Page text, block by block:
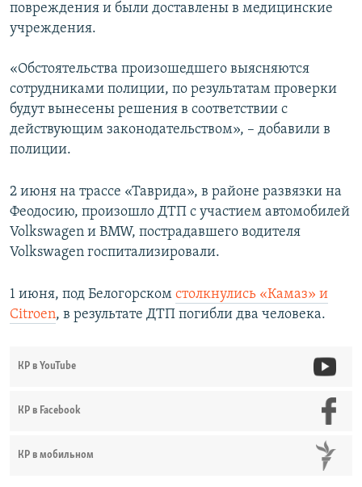
повреждения и были доставлены в медицинские
учреждения.
«Обстоятельства произошедшего выясняются
сотрудниками полиции, по результатам проверки
будут вынесены решения в соответствии с
действующим законодательством», – добавили в
полиции.
2 июня на трассе «Таврида», в районе развязки на
Феодосию, произошло ДТП с участием автомобилей
Volkswagen и BMW, пострадавшего водителя
Volkswagen госпитализировали.
1 июня, под Белогорском столкнулись «Камаз» и
Citroen, в результате ДТП погибли два человека.
КР в YouTube
КР в Facebook
КР в мобильном